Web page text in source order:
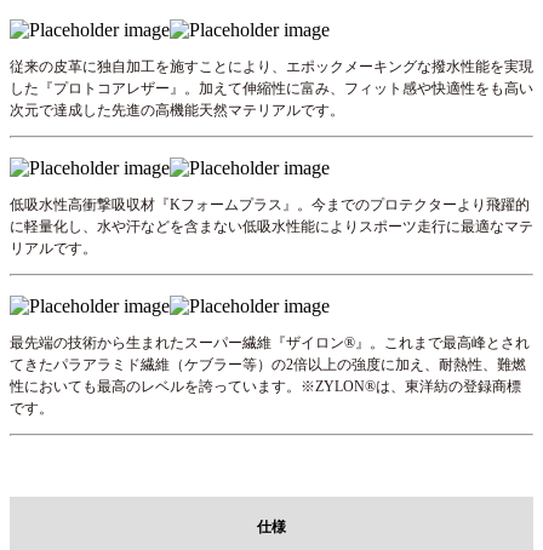
従来の皮革に独自加工を施すことにより、エポックメーキングな撥水性能を実現
した『プロトコアレザー』。加えて伸縮性に富み、フィット感や快適性をも高い
次元で達成した先進の高機能天然マテリアルです。
低吸水性高衝撃吸収材『Kフォームプラス』。今までのプロテクターより飛躍的
に軽量化し、水や汗などを含まない低吸水性能によりスポーツ走行に最適なマテ
リアルです。
最先端の技術から生まれたスーパー繊維『ザイロン®』。これまで最高峰とされ
てきたパラアラミド繊維（ケブラー等）の2倍以上の強度に加え、耐熱性、難燃
性においても最高のレベルを誇っています。※ZYLON®は、東洋紡の登録商標
です。
仕様